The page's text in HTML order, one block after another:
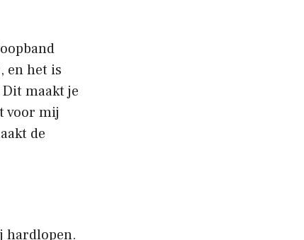
en het is
maakt je
voor mij
de
hardlopen.